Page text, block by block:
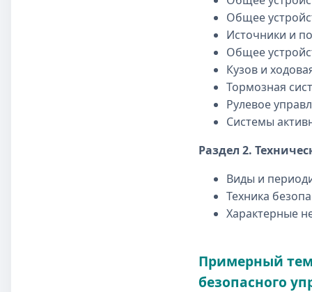
Общее
Источники и
Общее
Кузов и
Тормозная
Рулевое
Системы
Раздел 2.
Виды и
Техника
Характерные
Примерный
безопасного